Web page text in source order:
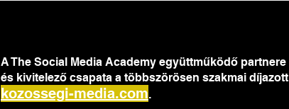
A The Social Media Academy együttműködő partnere
és kivitelező csapata a többszörösen szakmai díjazott
kozossegi-media.com.